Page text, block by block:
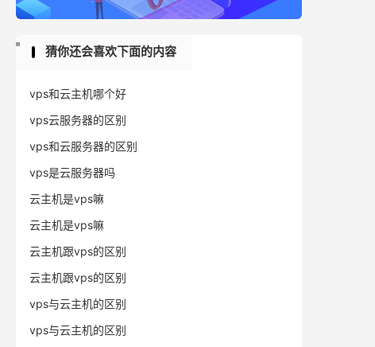
猜你还会喜欢下面的内容
vps和云主机哪个好
vps云服务器的区别
vps和云服务器的区别
vps是云服务器吗
云主机是vps嘛
云主机是vps嘛
云主机跟vps的区别
云主机跟vps的区别
vps与云主机的区别
vps与云主机的区别